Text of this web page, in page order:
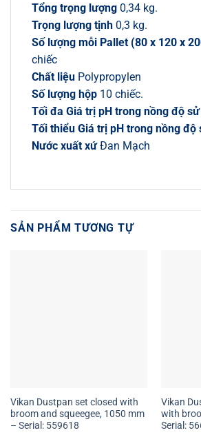
Tổng trọng lượng 0,34 kg.
Trọng lượng tịnh 0,3 kg.
Số lượng mỗi Pallet (80 x 120 x
chiếc
Chất liệu Polypropylen
Số lượng hộp 10 chiếc.
Tối đa Giá trị pH trong nồng độ
Tối thiểu Giá trị pH trong nồng độ
Nước xuất xứĐan Mạch
SẢN PHẨM TƯƠNG TỰ
Vikan Dustpan set closed with
broom and squeegee, 1050 mm
– Serial: 559618
Vikan
with
Serial: